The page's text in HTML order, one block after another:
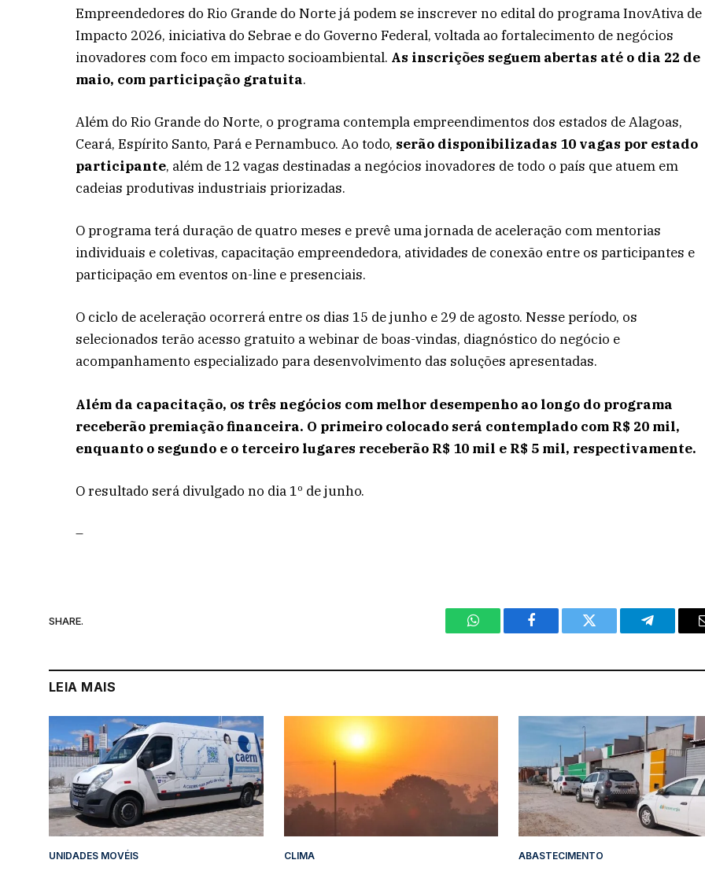
Empreendedores do Rio Grande do Norte já podem se inscrever no edital do programa InovAtiva de
Impacto 2026, iniciativa do Sebrae e do Governo Federal, voltada ao fortalecimento de negócios
inovadores com foco em impacto socioambiental. As inscrições seguem abertas até o dia 22 de
maio, com participação gratuita.
Além do Rio Grande do Norte, o programa contempla empreendimentos dos estados de Alagoas,
Ceará, Espírito Santo, Pará e Pernambuco. Ao todo, serão disponibilizadas 10 vagas por estado
participante, além de 12 vagas destinadas a negócios inovadores de todo o país que atuem em
cadeias produtivas industriais priorizadas.
O programa terá duração de quatro meses e prevê uma jornada de aceleração com mentorias
individuais e coletivas, capacitação empreendedora, atividades de conexão entre os participantes e
participação em eventos on-line e presenciais.
O ciclo de aceleração ocorrerá entre os dias 15 de junho e 29 de agosto. Nesse período, os
selecionados terão acesso gratuito a webinar de boas-vindas, diagnóstico do negócio e
acompanhamento especializado para desenvolvimento das soluções apresentadas.
Além da capacitação, os três negócios com melhor desempenho ao longo do programa
receberão premiação financeira. O primeiro colocado será contemplado com R$ 20 mil,
enquanto o segundo e o terceiro lugares receberão R$ 10 mil e R$ 5 mil, respectivamente.
O resultado será divulgado no dia 1º de junho.
–
SHARE.
WhatsAppFacebook Twitter Telegram
LEIA MAIS
UNIDADES MOVÉIS CLIMA ABASTECIMENTO